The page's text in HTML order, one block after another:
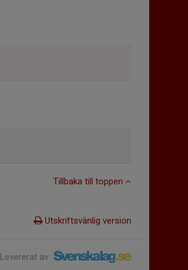
Tillbaka till toppen
Utskriftsvänlig version
Levererat av